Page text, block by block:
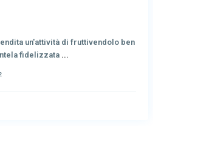
un'attività di fruttivendolo ben
fidelizzata ...